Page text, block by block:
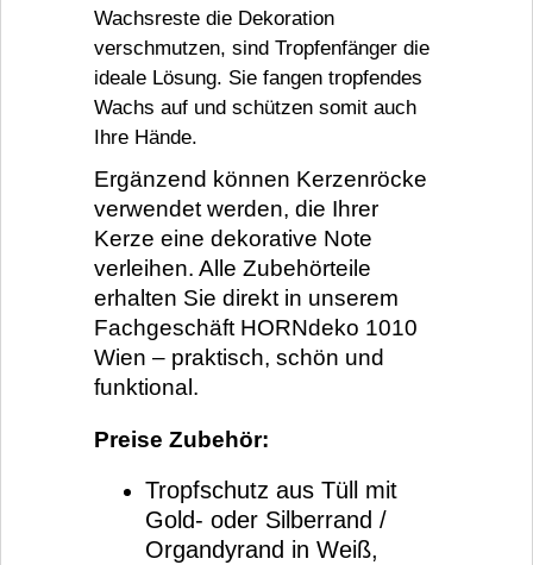
Wachsreste die Dekoration
verschmutzen, sind Tropfenfänger die
ideale Lösung. Sie fangen tropfendes
Wachs auf und schützen somit auch
Ihre Hände.
Ergänzend können Kerzenröcke
verwendet werden, die Ihrer
Kerze eine dekorative Note
verleihen. Alle Zubehörteile
erhalten Sie direkt in unserem
Fachgeschäft HORNdeko 1010
Wien – praktisch, schön und
funktional.
Preise Zubehör:
Tropfschutz aus Tüll mit
Gold- oder Silberrand /
Organdyrand in Weiß,